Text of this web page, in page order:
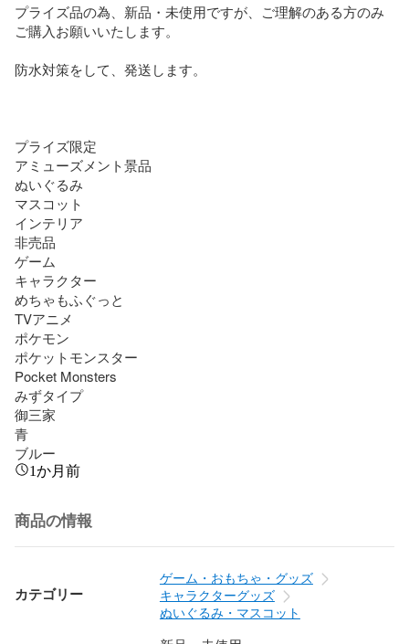
プライズ品の為、新品・未使用ですが、ご理解のある方のみ
ご購入お願いいたします。
防水対策をして、発送します。
プライズ限定
アミューズメント景品
ぬいぐるみ
マスコット
インテリア
非売品
ゲーム
キャラクター
めちゃもふぐっと
TVアニメ
ポケモン
ポケットモンスター
Pocket Monsters
みずタイプ
御三家
青
ブルー
1か月前
商品の情報
カテゴリー
ゲーム・おもちゃ・グッズ
キャラクターグッズ
ぬいぐるみ・マスコット